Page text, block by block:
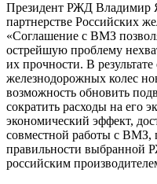
Президент РЖД Владимир
партнерстве Российских
«Соглашение с ВМЗ
острейшую проблему
их прочности. В
железнодорожных колес
возможность обновить
сократить расходы на его
экономический эффект,
совместной работы с ВМЗ,
правильности выбранной
российским